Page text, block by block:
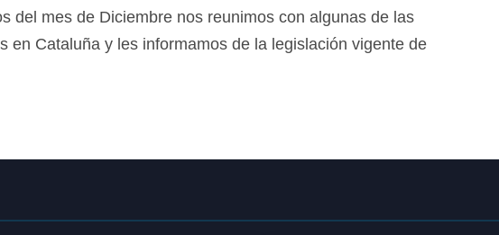
del mes de Diciembre nos reunimos con algunas de las
en Cataluña y les informamos de la legislación vigente de